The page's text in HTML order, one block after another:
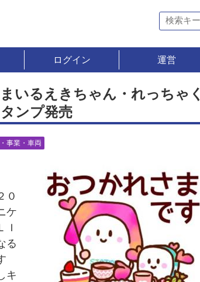
ログイン 運営
いるえきちゃん・れっちゃく
ンプ発売
事業・車両
０
ケ
る
キ